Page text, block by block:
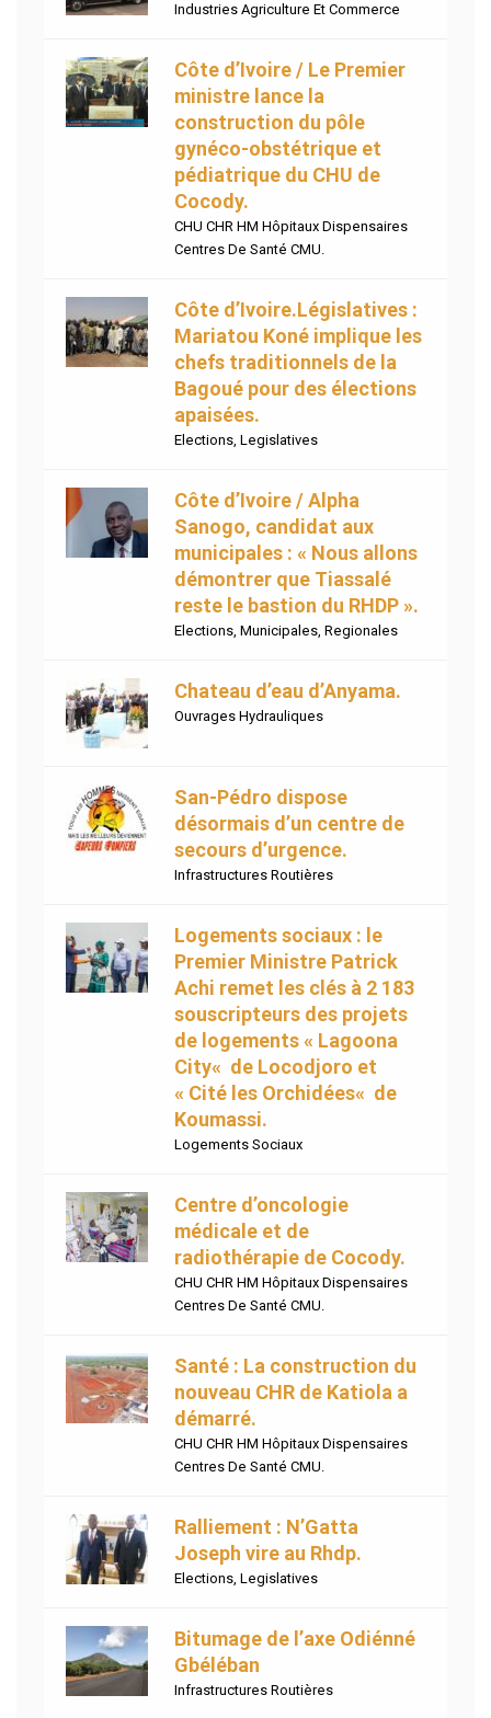
Industries Agriculture Et Commerce
Côte d’Ivoire / Le Premier
ministre lance la
construction du pôle
gynéco-obstétrique et
pédiatrique du CHU de
Cocody.
CHU CHR HM Hôpitaux Dispensaires
Centres De Santé CMU.
Côte d’Ivoire.Législatives :
Mariatou Koné implique les
chefs traditionnels de la
Bagoué pour des élections
apaisées.
Elections, Legislatives
Côte d’Ivoire / Alpha
Sanogo, candidat aux
municipales : « Nous allons
démontrer que Tiassalé
reste le bastion du RHDP ».
Elections, Municipales, Regionales
Chateau d’eau d’Anyama.
Ouvrages Hydrauliques
San-Pédro dispose
désormais d’un centre de
secours d’urgence.
Infrastructures Routières
Logements sociaux : le
Premier Ministre Patrick
Achi remet les clés à 2 183
souscripteurs des projets
de logements « Lagoona
City« de Locodjoro et
« Cité les Orchidées« de
Koumassi.
Logements Sociaux
Centre d’oncologie
médicale et de
radiothérapie de Cocody.
CHU CHR HM Hôpitaux Dispensaires
Centres De Santé CMU.
Santé : La construction du
nouveau CHR de Katiola a
démarré.
CHU CHR HM Hôpitaux Dispensaires
Centres De Santé CMU.
Ralliement : N’Gatta
Joseph vire au Rhdp.
Elections, Legislatives
Bitumage de l’axe Odiénné
Gbéléban
Infrastructures Routières